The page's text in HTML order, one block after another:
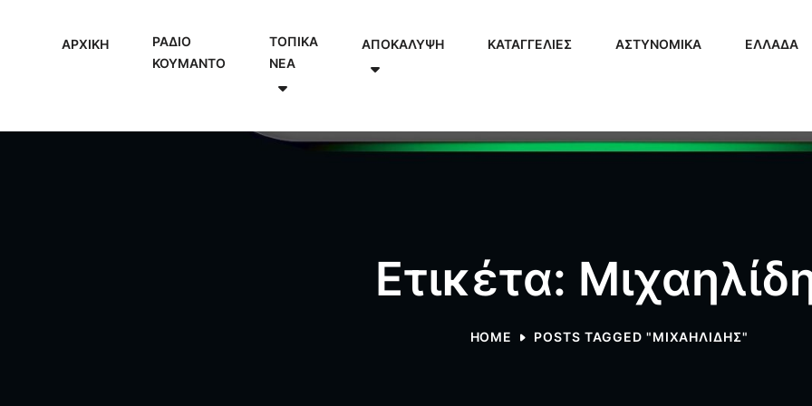
ΑΡΧΙΚΗ
ΡΑΔΙΟ
ΚΟΥΜΑΝΤΟ
ΤΟΠΙΚΑ
NEA
ΑΠΟΚΑΛΥΨΗ ΚΑΤΑΓΓΕΛΙΕΣ ΑΣΤΥΝΟΜΙΚΑ ΕΛΛΑΔΑ
Ετικέτα:
HOME POSTS TAGGED "ΜΙΧΑΗΛΊΔΗΣ"